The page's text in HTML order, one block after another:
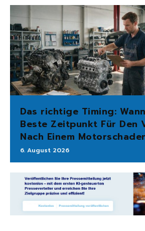
Das richtige Timing:
Beste Zeitpunkt Für Den
Nach Einem
6. August 2026